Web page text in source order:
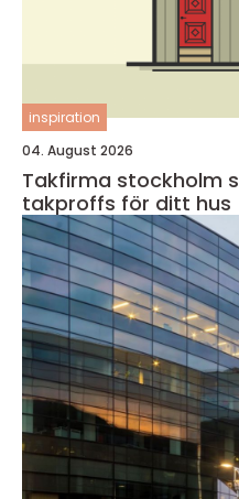
inspiration
04. August 2026
Takfirma stockholm så väljer du rätt
takproffs för ditt hus